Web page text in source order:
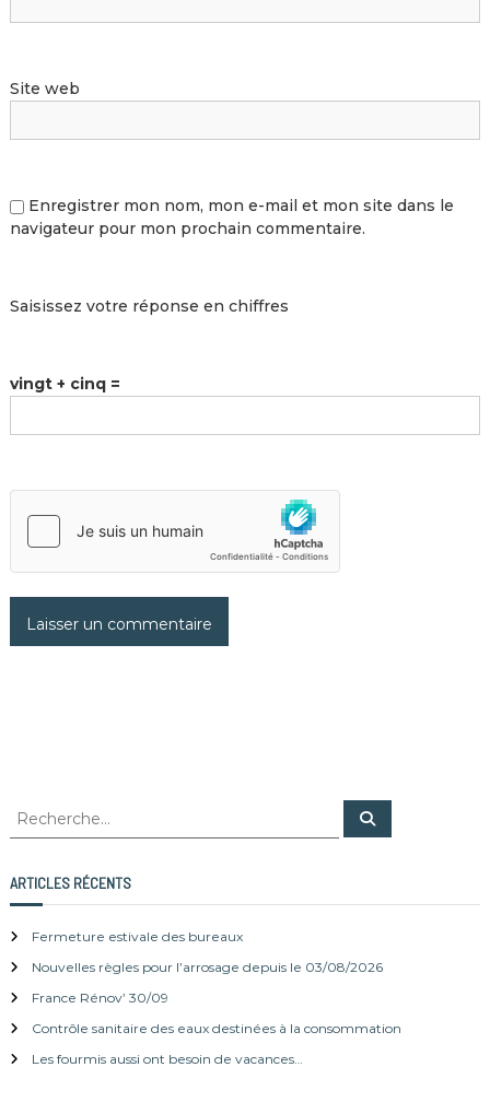
Site web
Enregistrer mon nom, mon e-mail et mon site dans le
navigateur pour mon prochain commentaire.
Saisissez votre réponse en chiffres
vingt + cinq =
R
h
e
c
h
e
:
R
c
ARTICLES RÉCENTS
Fermeture estivale des bureaux
Nouvelles règles pour l’arrosage depuis le 03/08/2026
France Rénov’ 30/09
Contrôle sanitaire des eaux destinées à la consommation
Les fourmis aussi ont besoin de vacances…